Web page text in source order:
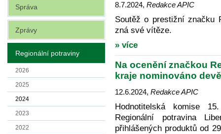
8.7.2024, Redakce APIC
Soutěž o prestižní značku
zná své vítěze.
» více
Na ocenění značkou
kraje nominováno
12.6.2024, Redakce APIC
Hodnotitelská komise
Regionální potravina
přihlášených produktů od
Správa
Zprávy
Regionální potraviny
2026
2025
2024
2023
2022